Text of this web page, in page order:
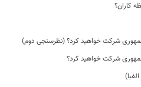
کاران؟
جمهوری شرکت خواهید کرد؟ (نظرسنجی دوم)
جمهوری شرکت خواهید کرد؟